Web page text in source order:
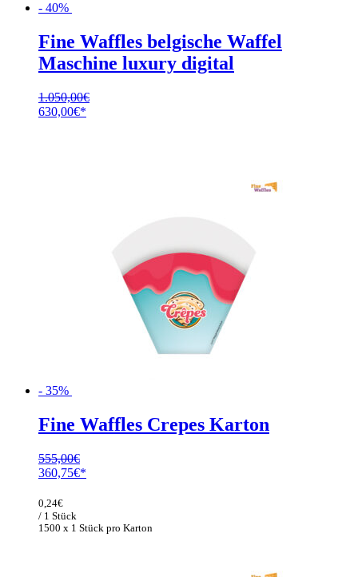
- 40%
Fine Waffles belgische Waffel
Maschine luxury digital
1.050,00€
Ursprünglicher
630,00€
- 35%
Fine Waffles Crepes Karton
555,00€
Ursprünglicher
war:
555,00€
360,75€
1500 x 1 Stück pro Karton
0,24€
/ 1 Stück